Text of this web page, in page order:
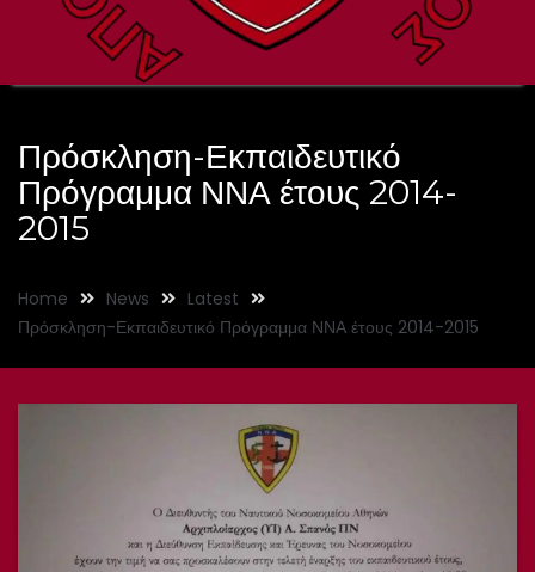
Πρόσκληση-Εκπαιδευτικό
Πρόγραμμα ΝΝΑ έτους 2014-
2015
Home News
Latest
Πρόσκληση-Εκπαιδευτικό Πρόγραμμα ΝΝΑ έτους 2014-2015